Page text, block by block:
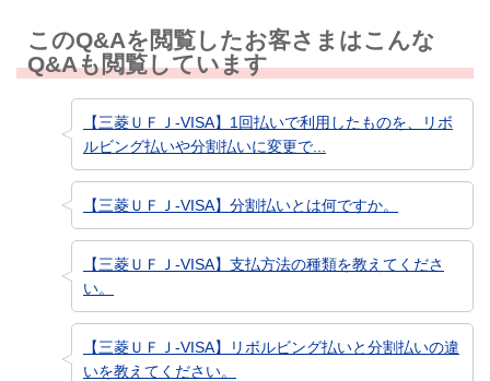
このQ&Aを閲覧したお客さまはこんな
Q&Aも閲覧しています
【三菱ＵＦＪ-VISA】1回払いで利用したものを、リボ
ルビング払いや分割払いに変更で...
【三菱ＵＦＪ-VISA】分割払いとは何ですか。
【三菱ＵＦＪ-VISA】支払方法の種類を教えてくださ
い。
【三菱ＵＦＪ-VISA】リボルビング払いと分割払いの違
いを教えてください。